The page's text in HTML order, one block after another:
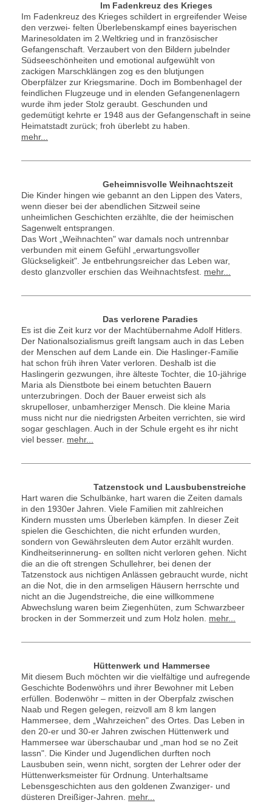
Im Fadenkreuz des Krieges
Im Fadenkreuz des Krieges schildert in ergreifender Weise
den verzwei- felten Überlebenskampf eines bayerischen
Marinesoldaten im 2.Weltkrieg und in französischer
Gefangenschaft. Verzaubert von den Bildern jubelnder
Südseeschönheiten und emotional aufgewühlt von
zackigen Marschklängen zog es den blutjungen
Oberpfälzer zur Kriegsmarine. Doch im Bombenhagel der
feindlichen Flugzeuge und in elenden Gefangenenlagern
wurde ihm jeder Stolz geraubt. Geschunden und
gedemütigt kehrte er 1948 aus der Gefangenschaft in seine
Heimatstadt zurück; froh überlebt zu haben.
mehr...
Geheimnisvolle Weihnachtszeit
Die Kinder hingen wie gebannt an den Lippen des Vaters,
wenn dieser bei der abendlichen Sitzweil seine
unheimlichen Geschichten erzählte, die der heimischen
Sagenwelt entsprangen.
Das Wort „Weihnachten" war damals noch untrennbar
verbunden mit einem Gefühl „erwartungsvoller
Glückseligkeit". Je entbehrungsreicher das Leben war,
desto glanzvoller erschien das Weihnachtsfest. mehr...
Das verlorene Paradies
Es ist die Zeit kurz vor der Machtübernahme Adolf Hitlers.
Der Nationalsozialismus greift langsam auch in das Leben
der Menschen auf dem Lande ein. Die Haslinger-Familie
hat schon früh ihren Vater verloren. Deshalb ist die
Haslingerin gezwungen, ihre älteste Tochter, die 10-jährige
Maria als Dienstbote bei einem betuchten Bauern
unterzubringen. Doch der Bauer erweist sich als
skrupelloser, unbamherziger Mensch. Die kleine Maria
muss nicht nur die niedrigsten Arbeiten verrichten, sie wird
sogar geschlagen. Auch in der Schule ergeht es ihr nicht
viel besser. mehr...
Tatzenstock und Lausbubenstreiche
Hart waren die Schulbänke, hart waren die Zeiten damals
in den 1930er Jahren. Viele Familien mit zahlreichen
Kindern mussten ums Überleben kämpfen. In dieser Zeit
spielen die Geschichten, die nicht erfunden wurden,
sondern von Gewährsleuten dem Autor erzählt wurden.
Kindheitserinnerung- en sollten nicht verloren gehen. Nicht
die an die oft strengen Schullehrer, bei denen der
Tatzenstock aus nichtigen Anlässen gebraucht wurde, nicht
an die Not, die in den armseligen Häusern herrschte und
nicht an die Jugendstreiche, die eine willkommene
Abwechslung waren beim Ziegenhüten, zum Schwarzbeer
brocken in der Sommerzeit und zum Holz holen. mehr...
Hüttenwerk und Hammersee
Mit diesem Buch möchten wir die vielfältige und aufregende
Geschichte Bodenwöhrs und ihrer Bewohner mit Leben
erfüllen. Bodenwöhr – mitten in der Oberpfalz zwischen
Naab und Regen gelegen, reizvoll am 8 km langen
Hammersee, dem „Wahrzeichen" des Ortes. Das Leben in
den 20-er und 30-er Jahren zwischen Hüttenwerk und
Hammersee war überschaubar und „man hod se no Zeit
lassn". Die Kinder und Jugendlichen durften noch
Lausbuben sein, wenn nicht, sorgten der Lehrer oder der
Hüttenwerksmeister für Ordnung. Unterhaltsame
Lebensgeschichten aus den goldenen Zwanziger- und
düsteren Dreißiger-Jahren. mehr...